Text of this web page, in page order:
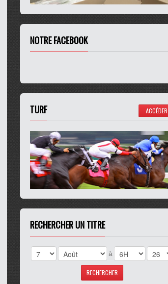
NOTRE FACEBOOK
TURF ACCÉDER
RECHERCHER UN TITRE
à